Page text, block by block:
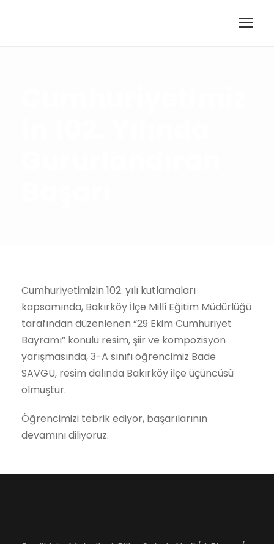
Cumhuriyetimizin 102. yılı kutlamaları
kapsamında, Bakırköy İlçe Millî Eğitim Müdürlüğü
tarafından düzenlenen “29 Ekim Cumhuriyet
Bayramı” konulu resim, şiir ve kompozisyon
yarışmasında, 3-A sınıfı öğrencimiz Bade
SAVGU, resim dalında Bakırköy ilçe üçüncüsü
olmuştur.
Öğrencimizi tebrik ediyor, başarılarının
devamını diliyoruz.